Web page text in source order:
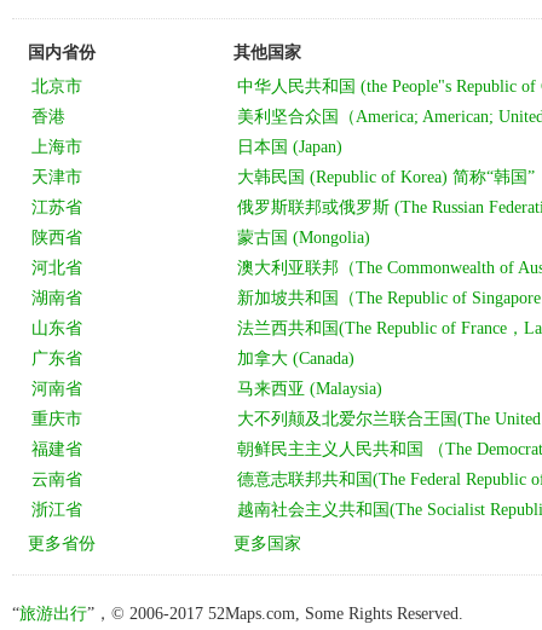
“旅游出行”，© 2006-2017 52Maps.com, Some Rights Reserved.